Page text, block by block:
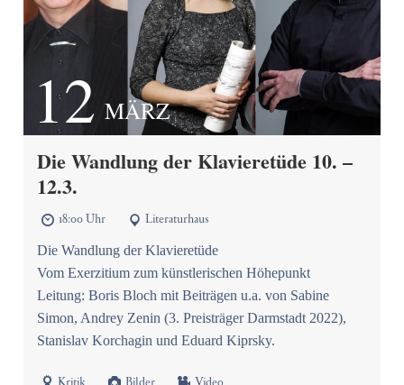
12 MÄRZ
Die Wandlung der Klavieretüde 10. –
12.3.
 18:00 Uhr  Literaturhaus
Die Wandlung der Klavieretüde
Vom Exerzitium zum künstlerischen Höhepunkt
Leitung: Boris Bloch mit Beiträgen u.a. von Sabine
Simon, Andrey Zenin (3. Preisträger Darmstadt 2022),
Stanislav Korchagin und Eduard Kiprsky.
  